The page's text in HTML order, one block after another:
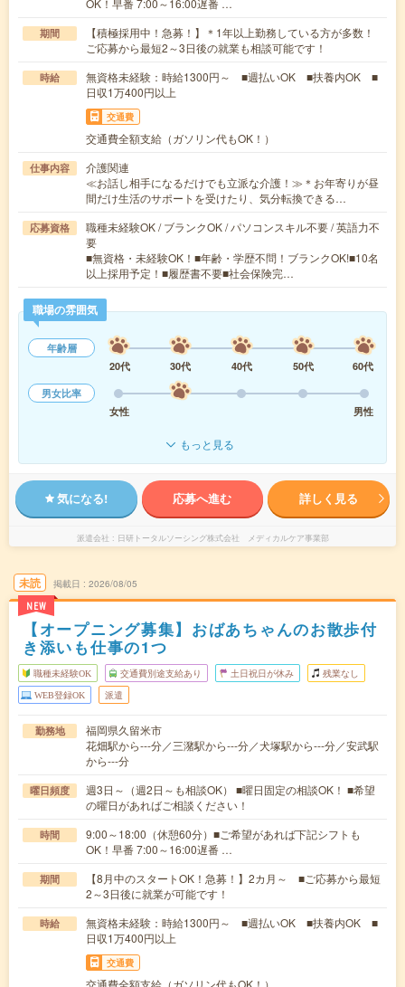
OK！早番 7:00～16:00遅番 …
期間
【積極採用中！急募！】＊1年以上勤務している方が多数！
ご応募から最短2～3日後の就業も相談可能です！
時給
無資格未経験：時給1300円～ ■週払いOK ■扶養内OK ■
日収1万400円以上
交通費
交通費全額支給（ガソリン代もOK！）
仕事内容
介護関連
≪お話し相手になるだけでも立派な介護！≫＊お年寄りが昼
間だけ生活のサポートを受けたり、気分転換できる…
応募資格
職種未経験OK / ブランクOK / パソコンスキル不要 / 英語力不
要
■無資格・未経験OK！■年齢・学歴不問！ブランクOK!■10名
以上採用予定！■履歴書不要■社会保険完…
職場の雰囲気
年齢層
20代
30代 40代 50代
60代
男女比率
女性
男性
もっと見る
気になる! 応募へ進む 詳しく見る
派遣会社 日研トータルソーシング株式会社 メディカルケア事業部
未読
NEW
掲載日 2026/08/05
【オープニング募集】おばあちゃんのお散歩付
き添いも仕事の1つ
職種未経験OK 交通費別途支給あり 土日祝日が休み 残業なし
WEB登録OK 派遣
勤務地
福岡県久留米市
花畑駅から---分／三潴駅から---分／犬塚駅から---分／安武駅
から---分
曜日頻度
週3日～（週2日～も相談OK） ■曜日固定の相談OK！ ■希望
の曜日があればご相談ください！
時間
9:00～18:00（休憩60分）■ご希望があれば下記シフトも
OK！早番 7:00～16:00遅番 …
期間
【8月中のスタートOK！急募！】2カ月～ ■ご応募から最短
2～3日後に就業が可能です！
時給
無資格未経験：時給1300円～ ■週払いOK ■扶養内OK ■
日収1万400円以上
交通費
交通費全額支給（ガソリン代もOK！）